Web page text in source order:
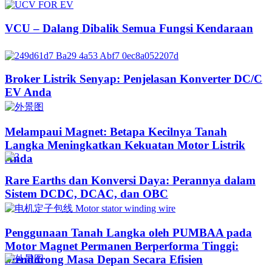
VCU – Dalang Dibalik Semua Fungsi Kendaraan
Broker Listrik Senyap: Penjelasan Konverter DC/C
EV Anda
Melampaui Magnet: Betapa Kecilnya Tanah
Langka Meningkatkan Kekuatan Motor Listrik
Anda
Rare Earths dan Konversi Daya: Perannya dalam
Sistem DCDC, DCAC, dan OBC
Penggunaan Tanah Langka oleh PUMBAA pada
Motor Magnet Permanen Berperforma Tinggi:
Mendorong Masa Depan Secara Efisien